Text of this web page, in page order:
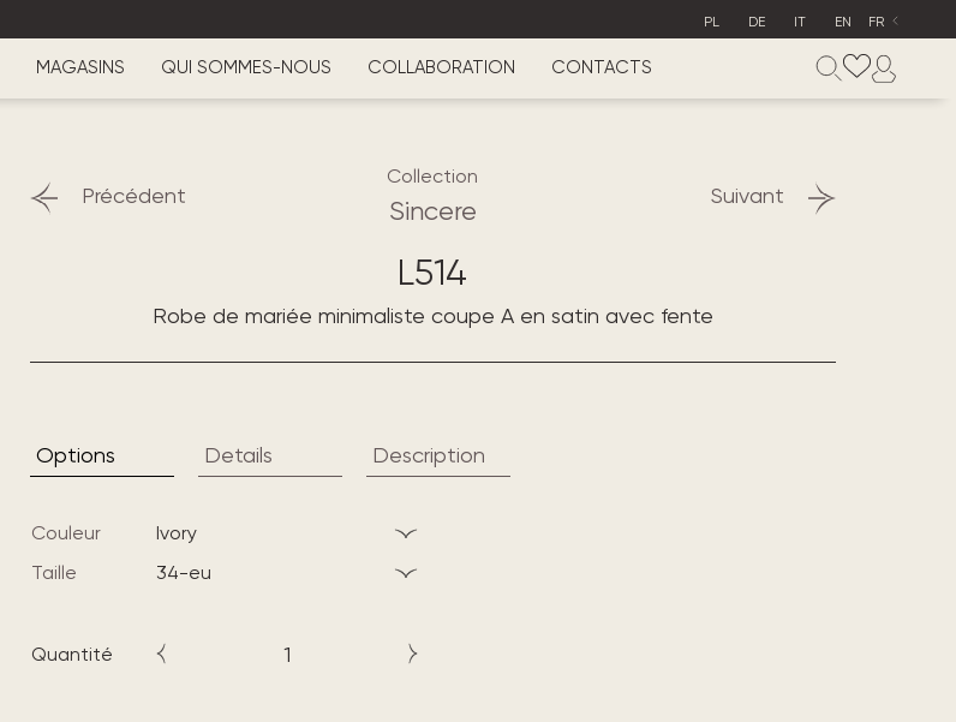
PL DE IT EN FR
MAGASINS QUI SOMMES-NOUS COLLABORATION CONTACTS
Précédent Suivant
Collection
Sincere
L514
Robe de mariée minimaliste coupe A en satin avec fente
Options Details Description
Couleur
ivory
Taille
34-eu
Quantité